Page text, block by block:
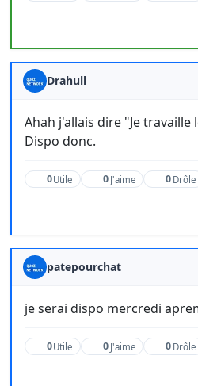
Drahull
Ahah j'allais dire "Je
Dispo donc.
0Utile 0 J'aime 0 Drôle
patepourchat
je serai dispo mercredi
0Utile 0 J'aime 0 Drôle